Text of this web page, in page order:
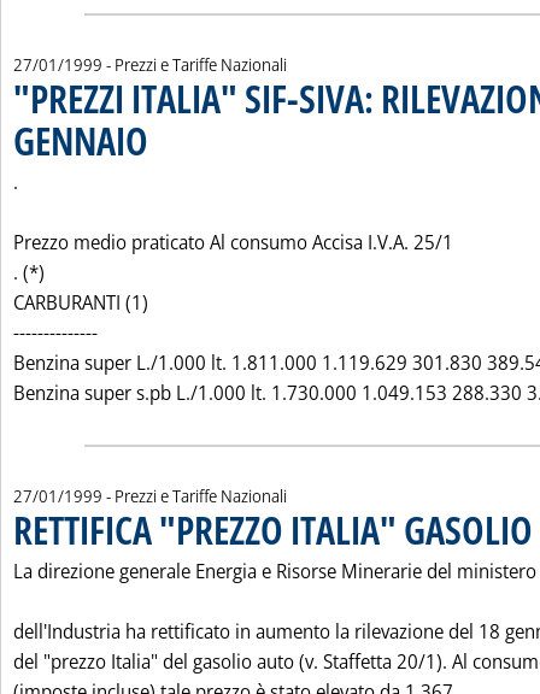
27/01/1999 - Prezzi e Tariffe Nazionali
"PREZZI ITALIA" SIF-SIVA:
GENNAIO
.
Prezzo medio praticato Al consumo Accisa I.V.A. 25/1
. (*)
CARBURANTI (1)
--------------
Benzina super L./1.000 lt. 1.811.000 1.119.629 301.830
Benzina super s.pb L./1.000 lt. 1.730.000 1.049.153 288.330
27/01/1999 - Prezzi e Tariffe Nazionali
RETTIFICA "PREZZO ITALIA"
La direzione generale Energia e Risorse Minerarie del ministero
dell'Industria ha rettificato in aumento la rilevazione del 18
del "prezzo Italia" del gasolio auto (v. Staffetta 20/1). Al